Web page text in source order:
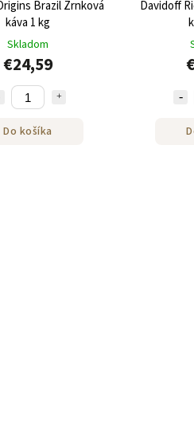
Brazil Zrnková
káva 1 kg
Skladom
€24,59
Do košíka
Davidoff